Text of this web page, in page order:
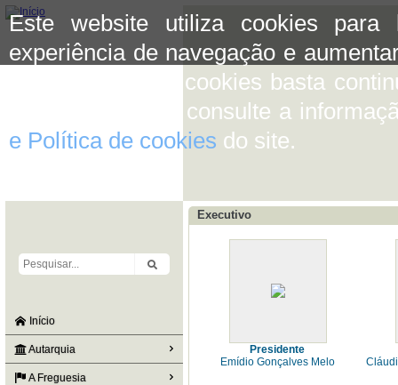
Este website utiliza cookies para
experiência de navegação e
aceitar o uso de cookies basta
mais informação consulte a
e Política de cookies do site.
Início
Autarquia
A Freguesia
Executivo
Presidente
Emídio Gonçalves Melo